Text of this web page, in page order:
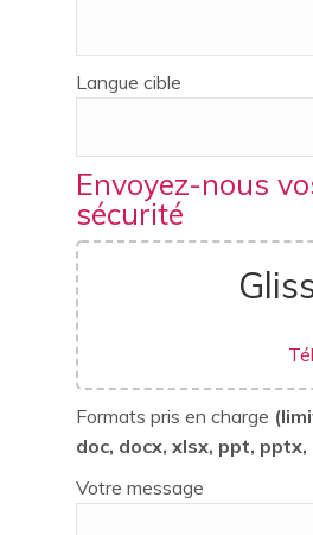
Langue cible
Envoyez-nous
sécurité
Formats pris en charge
doc, docx, xlsx, ppt,
Votre message